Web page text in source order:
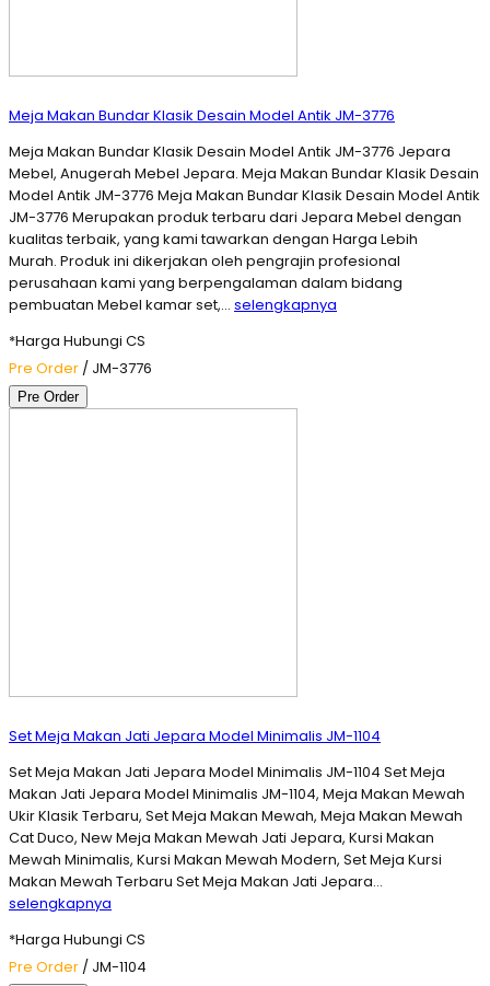
Meja Makan Bundar Klasik Desain Model Antik JM-3776
Meja Makan Bundar Klasik Desain Model Antik JM-3776 Jepara
Mebel, Anugerah Mebel Jepara. Meja Makan Bundar Klasik Desain
Model Antik JM-3776 Meja Makan Bundar Klasik Desain Model Antik
JM-3776 Merupakan produk terbaru dari Jepara Mebel dengan
kualitas terbaik, yang kami tawarkan dengan Harga Lebih
Murah. Produk ini dikerjakan oleh pengrajin profesional
perusahaan kami yang berpengalaman dalam bidang
pembuatan Mebel kamar set,… selengkapnya
*Harga Hubungi CS
Pre Order / JM-3776
Pre Order
Set Meja Makan Jati Jepara Model Minimalis JM-1104
Set Meja Makan Jati Jepara Model Minimalis JM-1104 Set Meja
Makan Jati Jepara Model Minimalis JM-1104, Meja Makan Mewah
Ukir Klasik Terbaru, Set Meja Makan Mewah, Meja Makan Mewah
Cat Duco, New Meja Makan Mewah Jati Jepara, Kursi Makan
Mewah Minimalis, Kursi Makan Mewah Modern, Set Meja Kursi
Makan Mewah Terbaru Set Meja Makan Jati Jepara…
selengkapnya
*Harga Hubungi CS
Pre Order / JM-1104